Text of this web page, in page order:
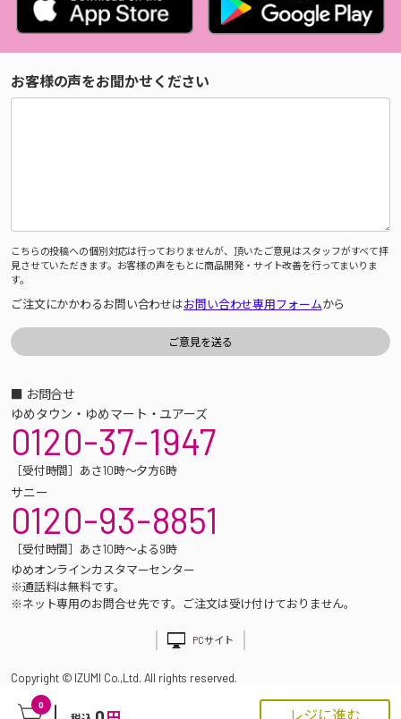
0
レジに進む
お客様の声をお聞かせください
こちらの投稿への個別対応は行っておりませんが、頂いたご意見はスタッフがすべて拝
見させていただきます。お客様の声をもとに商品開発・サイト改善を行ってまいりま
す。
ご注文にかかわるお問い合わせはお問い合わせ専用フォームから
■ お問合せ
ゆめタウン・ゆめマート・ユアーズ
0120-37-1947
［受付時間］あさ10時～夕方6時
サニー
0120-93-8851
［受付時間］あさ10時～よる9時
ゆめオンラインカスタマーセンター
※通話料は無料です。
※ネット専用のお問合せ先です。ご注文は受け付けておりません。
PCサイト
Copyright © IZUMI Co.,Ltd. All rights reserved.